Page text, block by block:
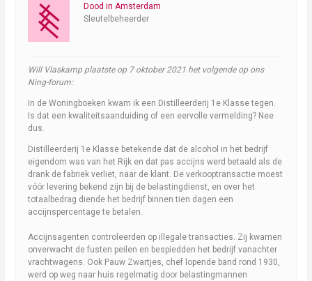
Dood in Amsterdam
Sleutelbeheerder
Will Vlaskamp plaatste op 7 oktober 2021 het volgende op ons
Ning-forum:
In de Woningboeken kwam ik een Distilleerderij 1e Klasse tegen.
Is dat een kwaliteitsaanduiding of een eervolle vermelding? Nee
dus.
Distilleerderij 1e Klasse betekende dat de alcohol in het bedrijf
eigendom was van het Rijk en dat pas accijns werd betaald als de
drank de fabriek verliet, naar de klant. De verkooptransactie moest
vóór levering bekend zijn bij de belastingdienst, en over het
totaalbedrag diende het bedrijf binnen tien dagen een
accijnspercentage te betalen.
Accijnsagenten controleerden op illegale transacties. Zij kwamen
onverwacht de fusten peilen en bespiedden het bedrijf vanachter
vrachtwagens. Ook Pauw Zwartjes, chef lopende band rond 1930,
werd op weg naar huis regelmatig door belastingmannen